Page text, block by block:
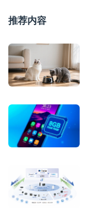
推荐内容